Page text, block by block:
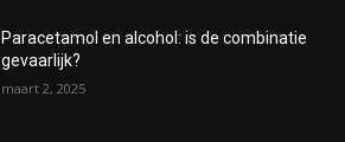
Paracetamol en alcohol: is de combinatie
gevaarlijk?
maart 2, 2025